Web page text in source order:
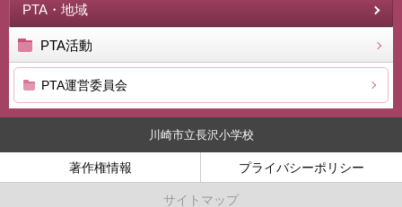
PTA・地域
PTA活動
PTA運営委員会
川崎市立長沢小学校
著作権情報 プライバシーポリシー
サイトマップ